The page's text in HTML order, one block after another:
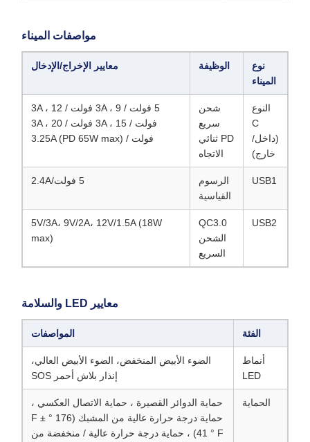
مواصفات الميناء
نوع
الميناء
الوظيفة معايير الإخراج/الإدخال
النوع
C
(داخل/
خارج)
شحن
سريع
PD ثنائي
الاتجاه
5 فولت / 3A ، 9 فولت / 3A ، 12
فولت / 3A ، 15 فولت / 3A ، 20
فولت / 3.25A (PD 65W max)
USB1
الرسوم
القياسية
5 فولت/2.4A
USB2
QC3.0
الشحن
السريع
5V/3A، 9V/2A، 12V/1.5A (18W
max)
معايير LED والسلامة
الفئة المواصفات
أنماط
LED
الضوء الأبيض المنخفض، الضوء الأبيض العالي،
إنذار بلاش أحمر SOS
الحماية
حماية الدوائر القصيرة ، حماية الاتصال العكسي ،
حماية درجة حرارة عالية من المشبك (176 ° F ±
41 ° F) ، حماية درجة حرارة عالية / منخفضة من